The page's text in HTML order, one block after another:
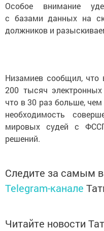
Особое внимание
с базами данных на
должников и
Низамиев сообщил, что
200 тысяч
что в 30 раз больше,
необходимость
мировых судей с
решений.
Следите за самым
Telegram-канале
Читайте новости